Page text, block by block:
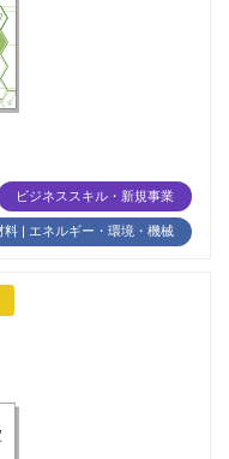
ビジネススキル・新規事業
| エネルギー・環境・機械